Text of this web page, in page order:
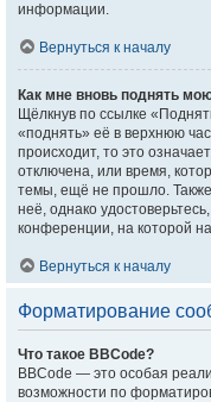
информации.
Вернуться к началу
Как мне вновь поднять
Щёлкнув по ссылке
«поднять» её в верхнюю
происходит, то это
отключена, или время,
темы, ещё не прошло.
неё, однако
конференции, на которой
Вернуться к началу
Форматирование
Что такое BBCode?
BBCode — это особая
возможности по